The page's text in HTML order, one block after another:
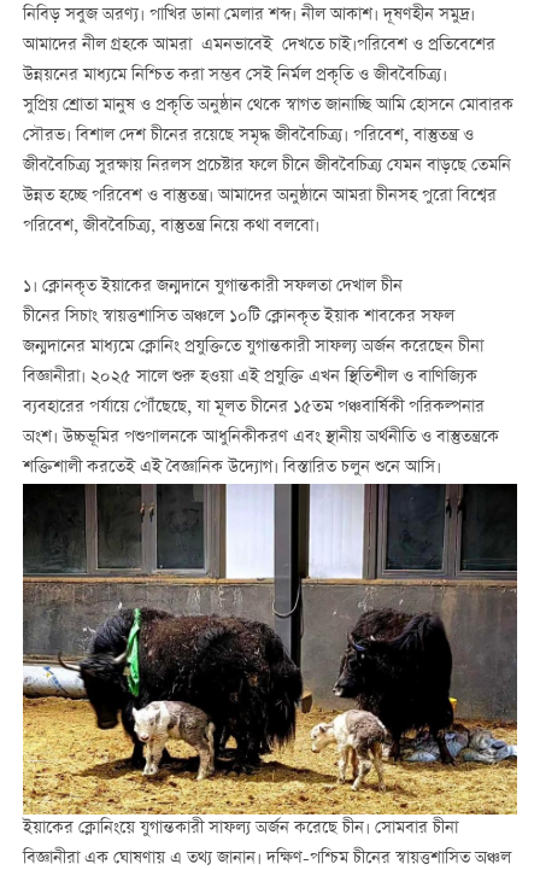
নিবিড় সবুজ অরণ্য। পাখির ডানা মেলার শব্দ। নীল আকাশ। দূষণহীন সমুদ্র।
আমাদের নীল গ্রহকে আমরা এমনভাবেই দেখতে চাই।পরিবেশ ও প্রতিবেশের
উন্নয়নের মাধ্যমে নিশ্চিত করা সম্ভব সেই নির্মল প্রকৃতি ও জীববৈচিত্র্য।
সুপ্রিয় শ্রোতা মানুষ ও প্রকৃতি অনুষ্ঠান থেকে স্বাগত জানাচ্ছি আমি হোসনে মোবারক
সৌরভ। বিশাল দেশ চীনের রয়েছে সমৃদ্ধ জীববৈচিত্র্য। পরিবেশ, বাস্তুতন্ত্র ও
জীববৈচিত্র্য সুরক্ষায় নিরলস প্রচেষ্টার ফলে চীনে জীববৈচিত্র্য যেমন বাড়ছে তেমনি
উন্নত হচ্ছে পরিবেশ ও বাস্তুতন্ত্র। আমাদের অনুষ্ঠানে আমরা চীনসহ পুরো বিশ্বের
পরিবেশ, জীববৈচিত্র্য, বাস্তুতন্ত্র নিয়ে কথা বলবো।
১। ক্লোনকৃত ইয়াকের জন্মদানে যুগান্তকারী সফলতা দেখাল চীন
চীনের সিচাং স্বায়ত্তশাসিত অঞ্চলে ১০টি ক্লোনকৃত ইয়াক শাবকের সফল
জন্মদানের মাধ্যমে ক্লোনিং প্রযুক্তিতে যুগান্তকারী সাফল্য অর্জন করেছেন চীনা
বিজ্ঞানীরা। ২০২৫ সালে শুরু হওয়া এই প্রযুক্তি এখন স্থিতিশীল ও বাণিজ্যিক
ব্যবহারের পর্যায়ে পৌঁছেছে, যা মূলত চীনের ১৫তম পঞ্চবার্ষিকী পরিকল্পনার
অংশ। উচ্চভূমির পশুপালনকে আধুনিকীকরণ এবং স্থানীয় অর্থনীতি ও বাস্তুতন্ত্রকে
শক্তিশালী করতেই এই বৈজ্ঞানিক উদ্যোগ। বিস্তারিত চলুন শুনে আসি।
ইয়াকের ক্লোনিংয়ে যুগান্তকারী সাফল্য অর্জন করেছে চীন। সোমবার চীনা
বিজ্ঞানীরা এক ঘোষণায় এ তথ্য জানান। দক্ষিণ-পশ্চিম চীনের স্বায়ত্তশাসিত অঞ্চল